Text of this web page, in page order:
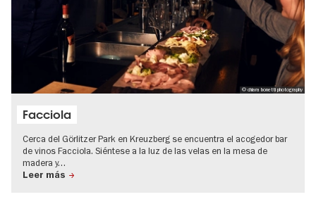
© chiara bonetti photography
Facciola
Cerca del Görlitzer Park en Kreuzberg se encuentra el acogedor bar
de vinos Facciola. Siéntese a la luz de las velas en la mesa de
madera y…
Leer más